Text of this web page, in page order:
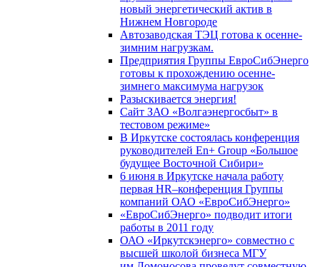
новый энергетический актив в
Нижнем Новгороде
Автозаводская ТЭЦ готова к осенне-
зимним нагрузкам.
Предприятия Группы ЕвроСибЭнерго
готовы к прохождению осенне-
зимнего максимума нагрузок
Разыскивается энергия!
Сайт ЗАО «Волгаэнергосбыт» в
тестовом режиме»
В Иркутске состоялась конференция
руководителей En+ Group «Большое
будущее Восточной Сибири»
6 июня в Иркутске начала работу
первая HR–конференция Группы
компаний ОАО «ЕвроСибЭнерго»
«ЕвроСибЭнерго» подводит итоги
работы в 2011 году
ОАО «Иркутскэнерго» совместно с
высшей школой бизнеса МГУ